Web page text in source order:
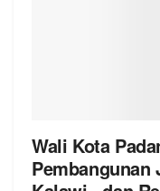
Wali Kota
Pembangunan